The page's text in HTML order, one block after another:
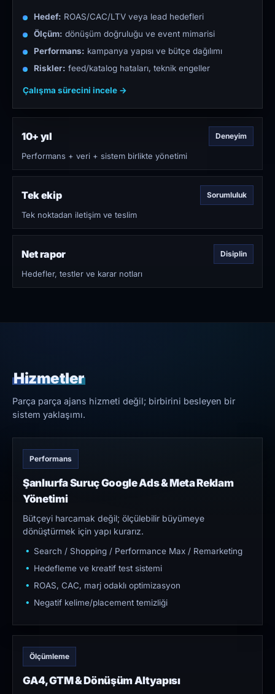
Hedef: ROAS/CAC/LTV veya lead hedefleri
Ölçüm: dönüşüm doğruluğu ve event mimarisi
Performans: kampanya yapısı ve bütçe dağılımı
Riskler: feed/katalog hataları, teknik engeller
Çalışma sürecini incele →
10+ yıl Deneyim
Performans + veri + sistem birlikte yönetimi
Tek ekip Sorumluluk
Tek noktadan iletişim ve teslim
Net rapor Disiplin
Hedefler, testler ve karar notları
Hizmetler
Parça parça ajans hizmeti değil; birbirini besleyen bir
sistem yaklaşımı.
Performans
Şanlıurfa Suruç Google Ads & Meta Reklam
Yönetimi
Bütçeyi harcamak değil; ölçülebilir büyümeye
dönüştürmek için yapı kurarız.
Search / Shopping / Performance Max / Remarketing
Hedefleme ve kreatif test sistemi
ROAS, CAC, marj odaklı optimizasyon
Negatif kelime/placement temizliği
Ölçümleme
GA4, GTM & Dönüşüm Altyapısı